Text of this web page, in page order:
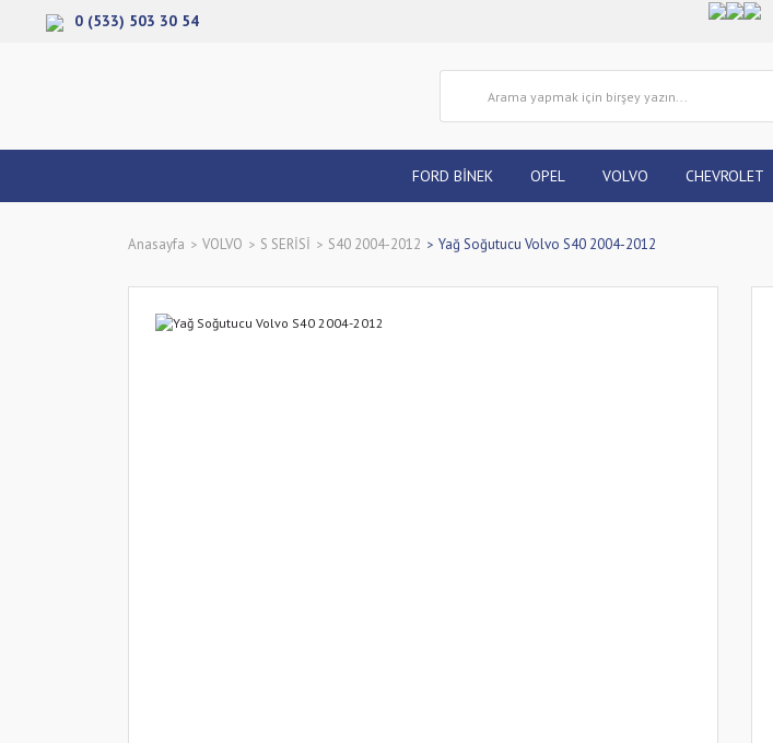
0 (533) 503 30 54
FORD BİNEK OPEL VOLVO CHEVROLET
Anasayfa VOLVO S SERİSİ S40 2004-2012 Yağ Soğutucu Volvo S40 2004-2012